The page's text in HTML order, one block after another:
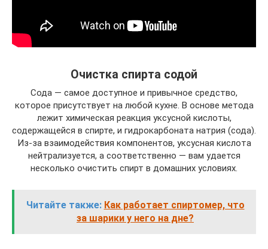
Очистка спирта содой
Сода — самое доступное и привычное средство,
которое присутствует на любой кухне. В основе метода
лежит химическая реакция уксусной кислоты,
содержащейся в спирте, и гидрокарбоната натрия (сода).
Из-за взаимодействия компонентов, уксусная кислота
нейтрализуется, а соответственно — вам удается
несколько очистить спирт в домашних условиях.
Читайте также: Как работает спиртомер, что
за шарики у него на дне?